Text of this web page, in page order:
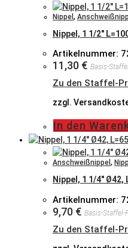
Nippel ,
Nippel, 1 1/2″
Artikelnummer:
11,30 € Basis-
Zu den Staffel-
zzgl.
In den
Anschweißnippel ,
Nippel, 1 1/4″ Ø42,
Artikelnummer:
9,70 € Basis-Staffel-
Zu den Staffel-